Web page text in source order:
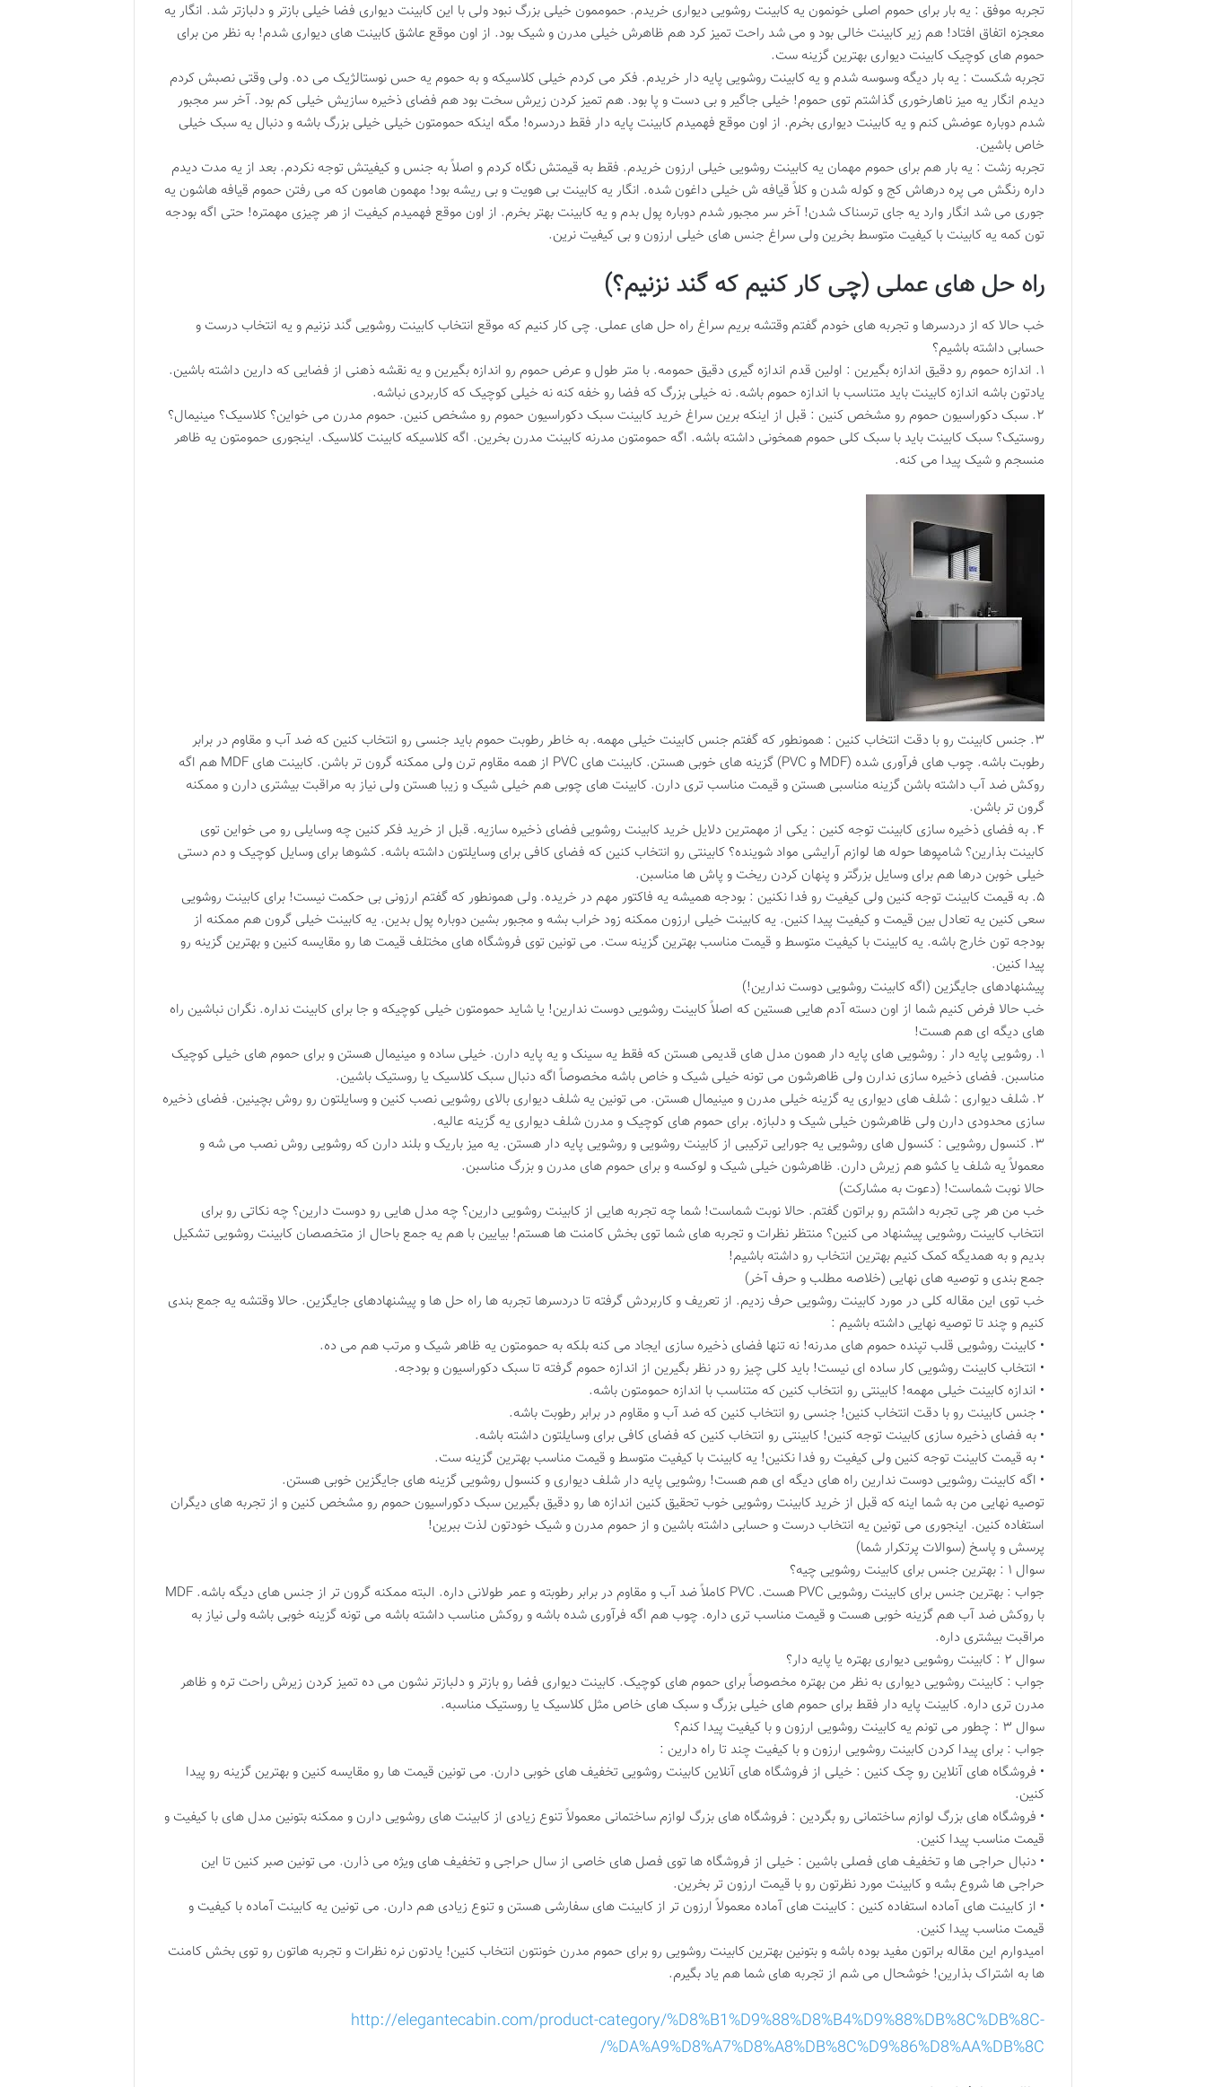
تجربه موفق : یه بار برای حموم اصلی خونمون یه کابینت روشویی دیواری خریدم. حموممون خیلی بزرگ نبود ولی با این کابینت دیواری فضا خیلی بازتر و دلبازتر شد. انگار یه
معجزه اتفاق افتاد! هم زیر کابینت خالی بود و می شد راحت تمیز کرد هم ظاهرش خیلی مدرن و شیک بود. از اون موقع عاشق کابینت های دیواری شدم! به نظر من برای
حموم های کوچیک کابینت دیواری بهترین گزینه ست.
تجربه شکست : یه بار دیگه وسوسه شدم و یه کابینت روشویی پایه دار خریدم. فکر می کردم خیلی کلاسیکه و به حموم یه حس نوستالژیک می ده. ولی وقتی نصبش کردم
دیدم انگار یه میز ناهارخوری گذاشتم توی حموم! خیلی جاگیر و بی دست و پا بود. هم تمیز کردن زیرش سخت بود هم فضای ذخیره سازیش خیلی کم بود. آخر سر مجبور
شدم دوباره عوضش کنم و یه کابینت دیواری بخرم. از اون موقع فهمیدم کابینت پایه دار فقط دردسره! مگه اینکه حمومتون خیلی خیلی بزرگ باشه و دنبال یه سبک خیلی
خاص باشین.
تجربه زشت : یه بار هم برای حموم مهمان یه کابینت روشویی خیلی ارزون خریدم. فقط به قیمتش نگاه کردم و اصلاً به جنس و کیفیتش توجه نکردم. بعد از یه مدت دیدم
داره رنگش می پره درهاش کج و کوله شدن و کلاً قیافه ش خیلی داغون شده. انگار یه کابینت بی هویت و بی ریشه بود! مهمون هامون که می رفتن حموم قیافه هاشون یه
جوری می شد انگار وارد یه جای ترسناک شدن! آخر سر مجبور شدم دوباره پول بدم و یه کابینت بهتر بخرم. از اون موقع فهمیدم کیفیت از هر چیزی مهمتره! حتی اگه بودجه
تون کمه یه کابینت با کیفیت متوسط بخرین ولی سراغ جنس های خیلی ارزون و بی کیفیت نرین.
راه حل های عملی (چی کار کنیم که گند نزنیم؟)
خب حالا که از دردسرها و تجربه های خودم گفتم وقتشه بریم سراغ راه حل های عملی. چی کار کنیم که موقع انتخاب کابینت روشویی گند نزنیم و یه انتخاب درست و
حسابی داشته باشیم؟
۱. اندازه حموم رو دقیق اندازه بگیرین : اولین قدم اندازه گیری دقیق حمومه. با متر طول و عرض حموم رو اندازه بگیرین و یه نقشه ذهنی از فضایی که دارین داشته باشین.
یادتون باشه اندازه کابینت باید متناسب با اندازه حموم باشه. نه خیلی بزرگ که فضا رو خفه کنه نه خیلی کوچیک که کاربردی نباشه.
۲. سبک دکوراسیون حموم رو مشخص کنین : قبل از اینکه برین سراغ خرید کابینت سبک دکوراسیون حموم رو مشخص کنین. حموم مدرن می خواین؟ کلاسیک؟ مینیمال؟
روستیک؟ سبک کابینت باید با سبک کلی حموم همخونی داشته باشه. اگه حمومتون مدرنه کابینت مدرن بخرین. اگه کلاسیکه کابینت کلاسیک. اینجوری حمومتون یه ظاهر
منسجم و شیک پیدا می کنه.
۳. جنس کابینت رو با دقت انتخاب کنین : همونطور که گفتم جنس کابینت خیلی مهمه. به خاطر رطوبت حموم باید جنسی رو انتخاب کنین که ضد آب و مقاوم در برابر
رطوبت باشه. چوب های فرآوری شده (MDF و PVC) گزینه های خوبی هستن. کابینت های PVC از همه مقاوم ترن ولی ممکنه گرون تر باشن. کابینت های MDF هم اگه
روکش ضد آب داشته باشن گزینه مناسبی هستن و قیمت مناسب تری دارن. کابینت های چوبی هم خیلی شیک و زیبا هستن ولی نیاز به مراقبت بیشتری دارن و ممکنه
گرون تر باشن.
۴. به فضای ذخیره سازی کابینت توجه کنین : یکی از مهمترین دلایل خرید کابینت روشویی فضای ذخیره سازیه. قبل از خرید فکر کنین چه وسایلی رو می خواین توی
کابینت بذارین؟ شامپوها حوله ها لوازم آرایشی مواد شوینده؟ کابینتی رو انتخاب کنین که فضای کافی برای وسایلتون داشته باشه. کشوها برای وسایل کوچیک و دم دستی
خیلی خوبن درها هم برای وسایل بزرگتر و پنهان کردن ریخت و پاش ها مناسبن.
۵. به قیمت کابینت توجه کنین ولی کیفیت رو فدا نکنین : بودجه همیشه یه فاکتور مهم در خریده. ولی همونطور که گفتم ارزونی بی حکمت نیست! برای کابینت روشویی
سعی کنین یه تعادل بین قیمت و کیفیت پیدا کنین. یه کابینت خیلی ارزون ممکنه زود خراب بشه و مجبور بشین دوباره پول بدین. یه کابینت خیلی گرون هم ممکنه از
بودجه تون خارج باشه. یه کابینت با کیفیت متوسط و قیمت مناسب بهترین گزینه ست. می تونین توی فروشگاه های مختلف قیمت ها رو مقایسه کنین و بهترین گزینه رو
پیدا کنین.
پیشنهادهای جایگزین (اگه کابینت روشویی دوست ندارین!)
خب حالا فرض کنیم شما از اون دسته آدم هایی هستین که اصلاً کابینت روشویی دوست ندارین! یا شاید حمومتون خیلی کوچیکه و جا برای کابینت نداره. نگران نباشین راه
های دیگه ای هم هست!
۱. روشویی پایه دار : روشویی های پایه دار همون مدل های قدیمی هستن که فقط یه سینک و یه پایه دارن. خیلی ساده و مینیمال هستن و برای حموم های خیلی کوچیک
مناسبن. فضای ذخیره سازی ندارن ولی ظاهرشون می تونه خیلی شیک و خاص باشه مخصوصاً اگه دنبال سبک کلاسیک یا روستیک باشین.
۲. شلف دیواری : شلف های دیواری یه گزینه خیلی مدرن و مینیمال هستن. می تونین یه شلف دیواری بالای روشویی نصب کنین و وسایلتون رو روش بچینین. فضای ذخیره
سازی محدودی دارن ولی ظاهرشون خیلی شیک و دلبازه. برای حموم های کوچیک و مدرن شلف دیواری یه گزینه عالیه.
۳. کنسول روشویی : کنسول های روشویی یه جورایی ترکیبی از کابینت روشویی و روشویی پایه دار هستن. یه میز باریک و بلند دارن که روشویی روش نصب می شه و
معمولاً یه شلف یا کشو هم زیرش دارن. ظاهرشون خیلی شیک و لوکسه و برای حموم های مدرن و بزرگ مناسبن.
حالا نوبت شماست! (دعوت به مشارکت)
خب من هر چی تجربه داشتم رو براتون گفتم. حالا نوبت شماست! شما چه تجربه هایی از کابینت روشویی دارین؟ چه مدل هایی رو دوست دارین؟ چه نکاتی رو برای
انتخاب کابینت روشویی پیشنهاد می کنین؟ منتظر نظرات و تجربه های شما توی بخش کامنت ها هستم! بیایین با هم یه جمع باحال از متخصصان کابینت روشویی تشکیل
بدیم و به همدیگه کمک کنیم بهترین انتخاب رو داشته باشیم!
جمع بندی و توصیه های نهایی (خلاصه مطلب و حرف آخر)
خب توی این مقاله کلی در مورد کابینت روشویی حرف زدیم. از تعریف و کاربردش گرفته تا دردسرها تجربه ها راه حل ها و پیشنهادهای جایگزین. حالا وقتشه یه جمع بندی
کنیم و چند تا توصیه نهایی داشته باشیم :
• کابینت روشویی قلب تپنده حموم های مدرنه! نه تنها فضای ذخیره سازی ایجاد می کنه بلکه به حمومتون یه ظاهر شیک و مرتب هم می ده.
• انتخاب کابینت روشویی کار ساده ای نیست! باید کلی چیز رو در نظر بگیرین از اندازه حموم گرفته تا سبک دکوراسیون و بودجه.
• اندازه کابینت خیلی مهمه! کابینتی رو انتخاب کنین که متناسب با اندازه حمومتون باشه.
• جنس کابینت رو با دقت انتخاب کنین! جنسی رو انتخاب کنین که ضد آب و مقاوم در برابر رطوبت باشه.
• به فضای ذخیره سازی کابینت توجه کنین! کابینتی رو انتخاب کنین که فضای کافی برای وسایلتون داشته باشه.
• به قیمت کابینت توجه کنین ولی کیفیت رو فدا نکنین! یه کابینت با کیفیت متوسط و قیمت مناسب بهترین گزینه ست.
• اگه کابینت روشویی دوست ندارین راه های دیگه ای هم هست! روشویی پایه دار شلف دیواری و کنسول روشویی گزینه های جایگزین خوبی هستن.
توصیه نهایی من به شما اینه که قبل از خرید کابینت روشویی خوب تحقیق کنین اندازه ها رو دقیق بگیرین سبک دکوراسیون حموم رو مشخص کنین و از تجربه های دیگران
استفاده کنین. اینجوری می تونین یه انتخاب درست و حسابی داشته باشین و از حموم مدرن و شیک خودتون لذت ببرین!
پرسش و پاسخ (سوالات پرتکرار شما)
سوال ۱ : بهترین جنس برای کابینت روشویی چیه؟
جواب : بهترین جنس برای کابینت روشویی PVC هست. PVC کاملاً ضد آب و مقاوم در برابر رطوبته و عمر طولانی داره. البته ممکنه گرون تر از جنس های دیگه باشه. MDF
با روکش ضد آب هم گزینه خوبی هست و قیمت مناسب تری داره. چوب هم اگه فرآوری شده باشه و روکش مناسب داشته باشه می تونه گزینه خوبی باشه ولی نیاز به
مراقبت بیشتری داره.
سوال ۲ : کابینت روشویی دیواری بهتره یا پایه دار؟
جواب : کابینت روشویی دیواری به نظر من بهتره مخصوصاً برای حموم های کوچیک. کابینت دیواری فضا رو بازتر و دلبازتر نشون می ده تمیز کردن زیرش راحت تره و ظاهر
مدرن تری داره. کابینت پایه دار فقط برای حموم های خیلی بزرگ و سبک های خاص مثل کلاسیک یا روستیک مناسبه.
سوال ۳ : چطور می تونم یه کابینت روشویی ارزون و با کیفیت پیدا کنم؟
جواب : برای پیدا کردن کابینت روشویی ارزون و با کیفیت چند تا راه دارین :
• فروشگاه های آنلاین رو چک کنین : خیلی از فروشگاه های آنلاین کابینت روشویی تخفیف های خوبی دارن. می تونین قیمت ها رو مقایسه کنین و بهترین گزینه رو پیدا
کنین.
• فروشگاه های بزرگ لوازم ساختمانی رو بگردین : فروشگاه های بزرگ لوازم ساختمانی معمولاً تنوع زیادی از کابینت های روشویی دارن و ممکنه بتونین مدل های با کیفیت و
قیمت مناسب پیدا کنین.
• دنبال حراجی ها و تخفیف های فصلی باشین : خیلی از فروشگاه ها توی فصل های خاصی از سال حراجی و تخفیف های ویژه می ذارن. می تونین صبر کنین تا این
حراجی ها شروع بشه و کابینت مورد نظرتون رو با قیمت ارزون تر بخرین.
• از کابینت های آماده استفاده کنین : کابینت های آماده معمولاً ارزون تر از کابینت های سفارشی هستن و تنوع زیادی هم دارن. می تونین یه کابینت آماده با کیفیت و
قیمت مناسب پیدا کنین.
امیدوارم این مقاله براتون مفید بوده باشه و بتونین بهترین کابینت روشویی رو برای حموم مدرن خونتون انتخاب کنین! یادتون نره نظرات و تجربه هاتون رو توی بخش کامنت
ها به اشتراک بذارین! خوشحال می شم از تجربه های شما هم یاد بگیرم.
http://elegantecabin.com/product-category/%D8%B1%D9%88%D8%B4%D9%88%DB%8C%DB%8C-
%DA%A9%D8%A7%D8%A8%DB%8C%D9%86%D8%AA%DB%8C/